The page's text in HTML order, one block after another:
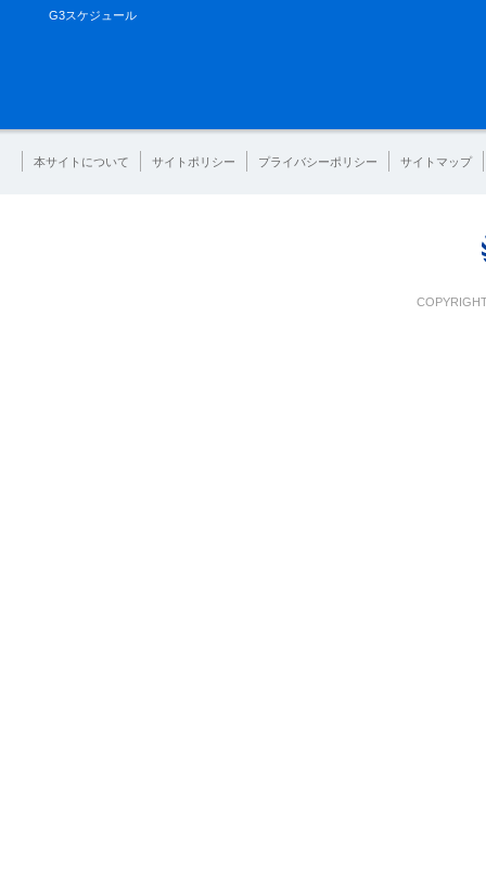
G3スケジュール
本サイトについて サイトポリシー プライバシーポリシー サイトマップ